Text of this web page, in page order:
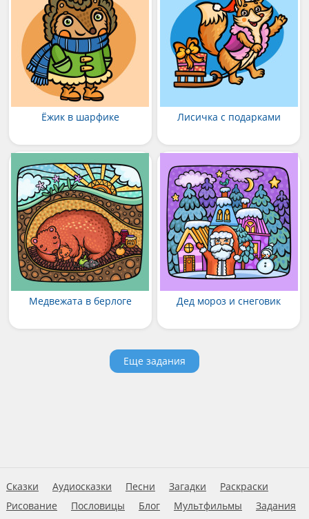
Ёжик в шарфике Лисичка с подарками
Медвежата в берлоге Дед мороз и снеговик
Еще задания
Сказки Аудиосказки Песни Загадки
Раскраски
Рисование
Пословицы Блог Мультфильмы
Задания